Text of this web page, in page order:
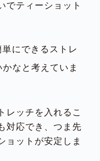
でティーショット
にできるストレ
なと考えていま
レッチを入れるこ
対応でき、つま先
ョットが安定しま